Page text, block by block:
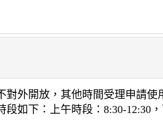
外開放，其他時間受理申請使
如下：上午時段：8:30-12:30